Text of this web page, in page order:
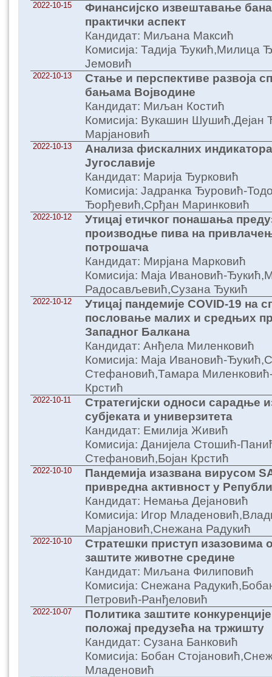
2022-10-15
Финансијско извештавање
практички аспект
Кандидат: Миљана Максић
Комисија: Тадија Ђукић,Милица
Јемовић
2022-10-13
Стање и перспективе развоја
бањама Војводине
Кандидат: Миљан Костић
Комисија: Вукашин Шушић,Дејан
Марјановић
2022-10-13
Анализа фискалних
Југославије
Кандидат: Марија Ђурковић
Комисија: Јадранка Ђуровић-
Ђорђевић,Срђан Маринковић
2022-10-12
Утицај етичког понашања
производње пива на
потрошача
Кандидат: Мирјана Марковић
Комисија: Маја Ивановић-
Радосављевић,Сузана Ђукић
2022-10-12
Утицај пандемије COVID-19 на
пословање малих и средњих
Западног Балкана
Кандидат: Анђела Миленковић
Комисија: Маја Ивановић-
Стефановић,Тамара
Крстић
2022-10-11
Стратегијски односи сарадње
субјеката и универзитета
Кандидат: Емилија Живић
Комисија: Данијела Стошић-
Стефановић,Бојан Крстић
2022-10-10
Пандемија изазвана вирусом
привредна активност у
Кандидат: Немања Дејановић
Комисија: Игор
Марјановић,Снежана Радукић
2022-10-10
Стратешки приступ изазовима
заштите животне средине
Кандидат: Миљана Филиповић
Комисија: Снежана
Петровић-Ранђеловић
2022-10-07
Политика заштите
положај предузећа на тржишту
Кандидат: Сузана Банковић
Комисија: Бобан
Младеновић